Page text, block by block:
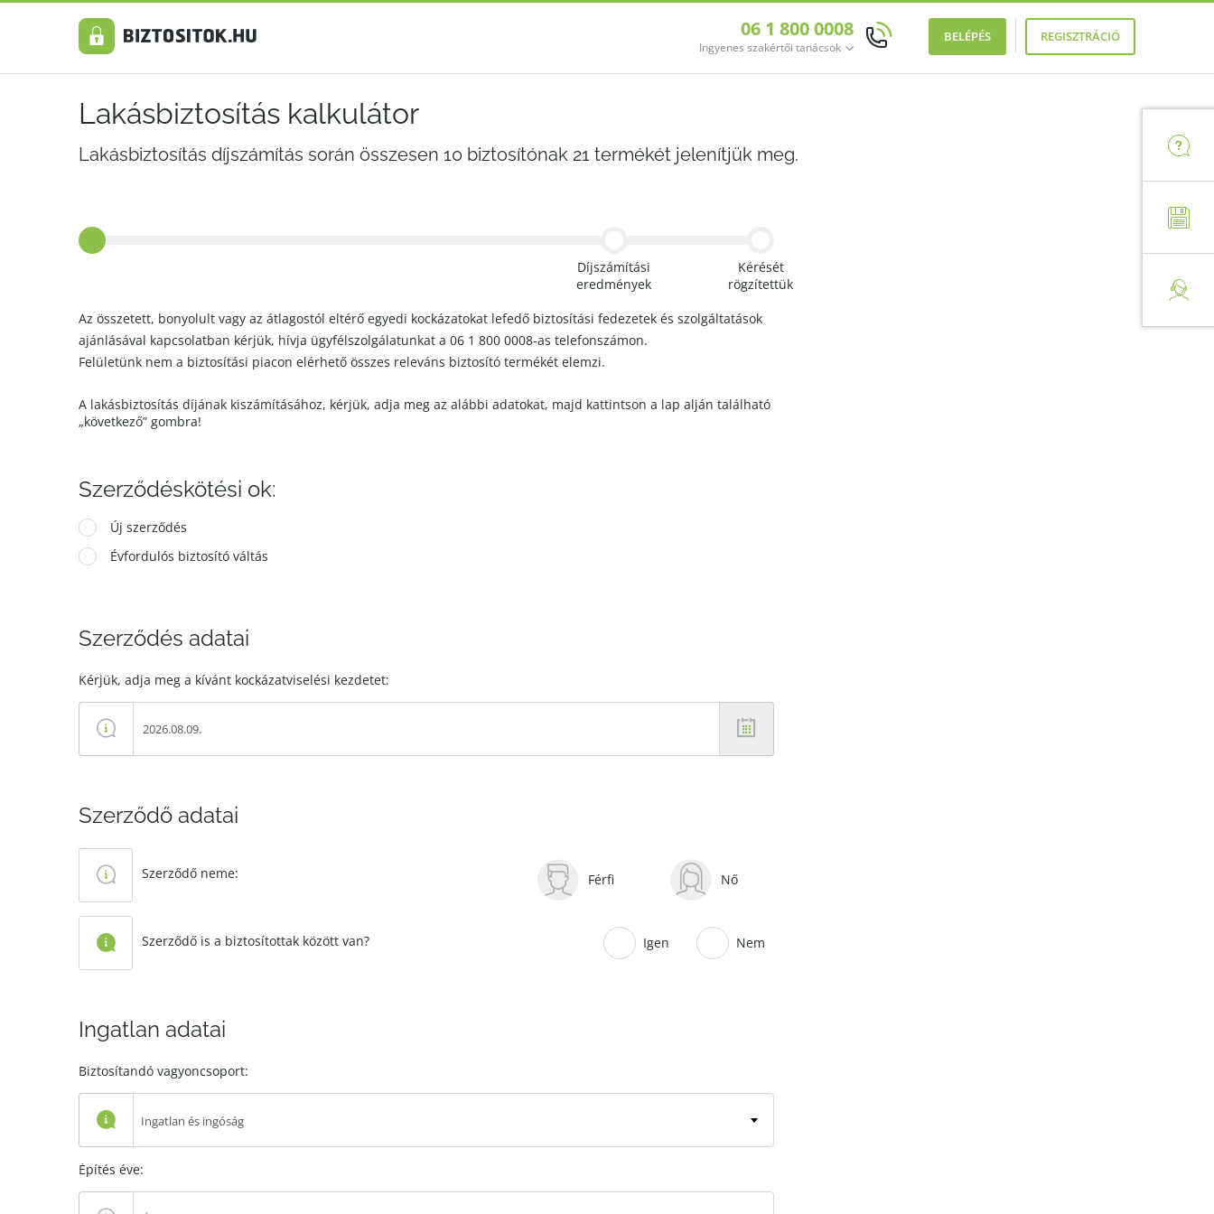
06 1 800 0008
Ingyenes szakértői tanácsok
BELÉPÉS REGISZTRÁCIÓ
Lakásbiztosítás kalkulátor
Lakásbiztosítás díjszámítás során összesen 10 biztosítónak 21 termékét jelenítjük meg.
Díjszámítási
eredmények
Kérését
rögzítettük
Az összetett, bonyolult vagy az átlagostól eltérő egyedi kockázatokat lefedő biztosítási fedezetek és szolgáltatások
ajánlásával kapcsolatban kérjük, hívja ügyfélszolgálatunkat a 06 1 800 0008-as telefonszámon.
Felületünk nem a biztosítási piacon elérhető összes releváns biztosító termékét elemzi.
A lakásbiztosítás díjának kiszámításához, kérjük, adja meg az alábbi adatokat, majd kattintson a lap alján található
„következő” gombra!
Szerződéskötési ok:
Új szerződés
Évfordulós biztosító váltás
Szerződés adatai
Kérjük, adja meg a kívánt kockázatviselési kezdetet:
Szerződő adatai
Szerződő neme: Férfi Nő
Szerződő is a biztosítottak között van? Igen Nem
Ingatlan adatai
Biztosítandó vagyoncsoport:
Ingatlan és ingóság
Építés éve: